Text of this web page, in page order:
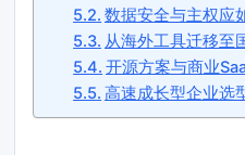
数据安全与主权应
从海外工具迁移至
开源方案与商业
高速成长型企业选